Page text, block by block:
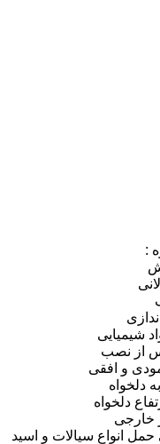
:
شیمیایی
از نصب
و افقی
دلخواه
دلخواه
خارجی
انواع سیالات و اسید